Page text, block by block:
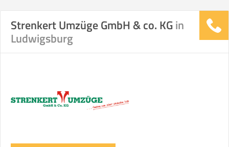
Strenkert Umzüge GmbH & co. KGin
Ludwigsburg